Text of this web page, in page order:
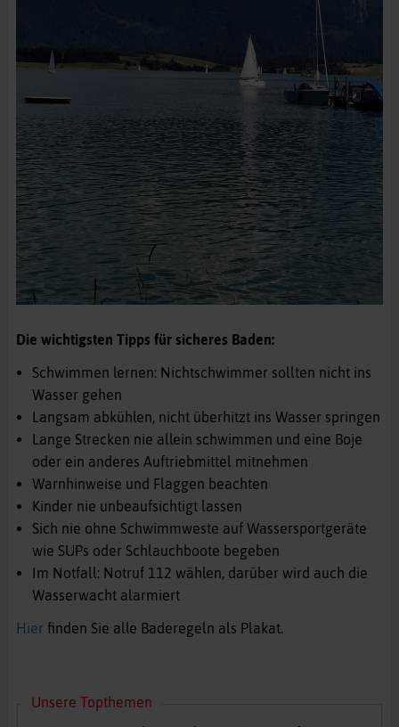
Die wichtigsten Tipps für sicheres Baden:
Schwimmen lernen: Nichtschwimmer sollten nicht ins
Wasser gehen
Langsam abkühlen, nicht überhitzt ins Wasser springen
Lange Strecken nie allein schwimmen und eine Boje
oder ein anderes Auftriebmittel mitnehmen
Warnhinweise und Flaggen beachten
Kinder nie unbeaufsichtigt lassen
Sich nie ohne Schwimmweste auf Wassersportgeräte
wie SUPs oder Schlauchboote begeben
Im Notfall: Notruf 112 wählen, darüber wird auch die
Wasserwacht alarmiert
Hier finden Sie alle Baderegeln als Plakat.
Unsere Topthemen